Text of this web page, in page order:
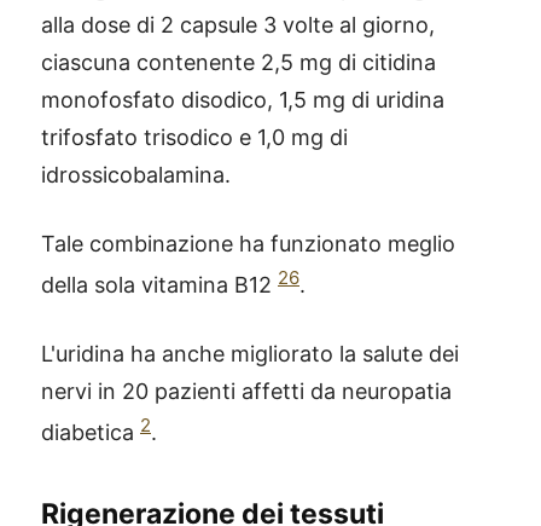
alla dose di 2 capsule 3 volte al giorno,
ciascuna contenente 2,5 mg di citidina
monofosfato disodico, 1,5 mg di uridina
trifosfato trisodico e 1,0 mg di
idrossicobalamina.
Tale combinazione ha funzionato meglio
della sola vitamina B12 26.
L'uridina ha anche migliorato la salute dei
nervi in 20 pazienti affetti da neuropatia
diabetica 2.
Rigenerazione dei tessuti